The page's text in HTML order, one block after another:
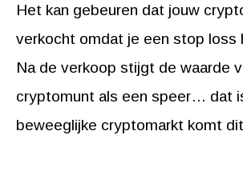
Het kan gebeuren dat jouw
verkocht omdat je een stop loss
Na de verkoop stijgt de waarde
cryptomunt als een speer… dat
beweeglijke cryptomarkt komt